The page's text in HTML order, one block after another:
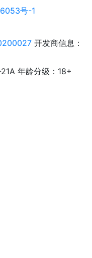
号-1
开发商信息：
年龄分级：18+